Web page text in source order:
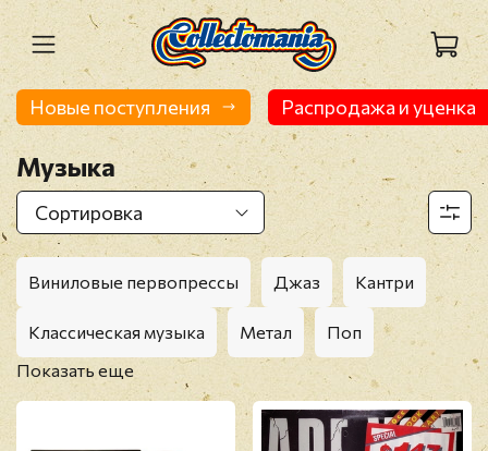
Новые поступления Распродажа и уценка
Музыка
Виниловые первопрессы Джаз Кантри
Классическая музыка Метал
Поп
Показать еще